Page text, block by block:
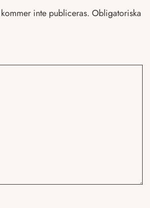
inte publiceras. Obligatoriska